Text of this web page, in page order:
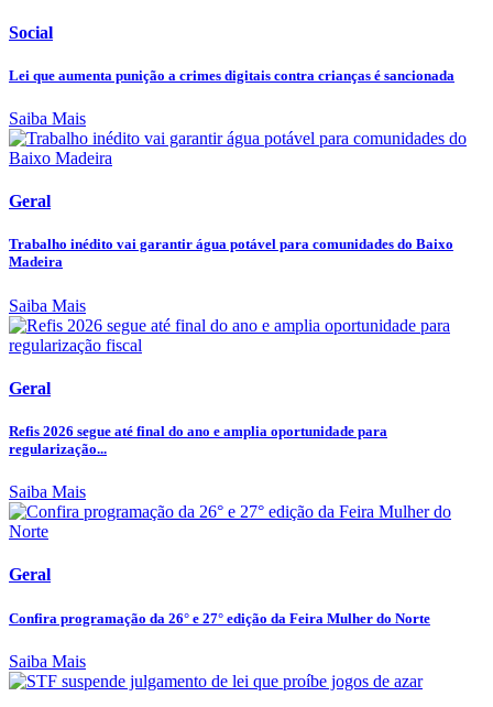
Social
Lei que aumenta punição a crimes digitais contra crianças é sancionada
Saiba Mais
Geral
Trabalho inédito vai garantir água potável para comunidades do Baixo
Madeira
Saiba Mais
Geral
Refis 2026 segue até final do ano e amplia oportunidade para
regularização...
Saiba Mais
Geral
Confira programação da 26° e 27° edição da Feira Mulher do Norte
Saiba Mais